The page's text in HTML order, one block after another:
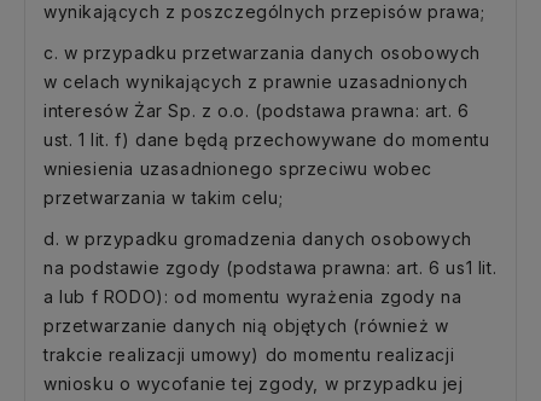
wynikających z poszczególnych przepisów prawa;
c. w przypadku przetwarzania danych osobowych
w celach wynikających z prawnie uzasadnionych
interesów Żar Sp. z o.o. (podstawa prawna: art. 6
ust. 1 lit. f) dane będą przechowywane do momentu
wniesienia uzasadnionego sprzeciwu wobec
przetwarzania w takim celu;
d. w przypadku gromadzenia danych osobowych
na podstawie zgody (podstawa prawna: art. 6 us1 lit.
a lub f RODO): od momentu wyrażenia zgody na
przetwarzanie danych nią objętych (również w
trakcie realizacji umowy) do momentu realizacji
wniosku o wycofanie tej zgody, w przypadku jej